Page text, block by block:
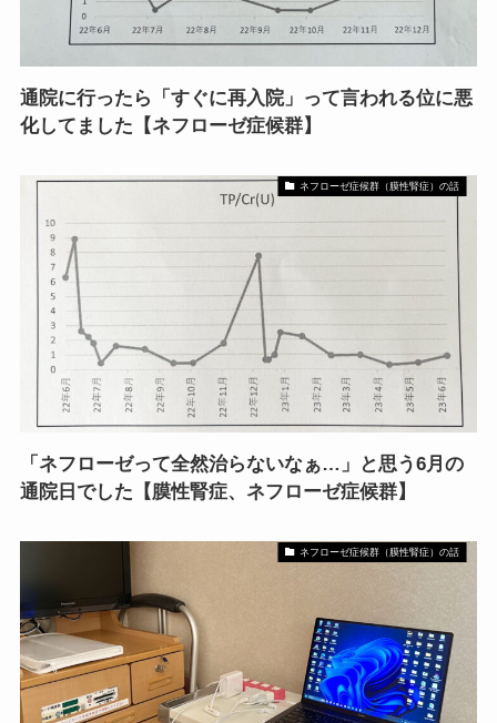
通院に行ったら「すぐに再入院」って言われる位に悪
化してました【ネフローゼ症候群】
ネフローゼ症候群（膜性腎症）の話
「ネフローゼって全然治らないなぁ…」と思う6月の
通院日でした【膜性腎症、ネフローゼ症候群】
ネフローゼ症候群（膜性腎症）の話